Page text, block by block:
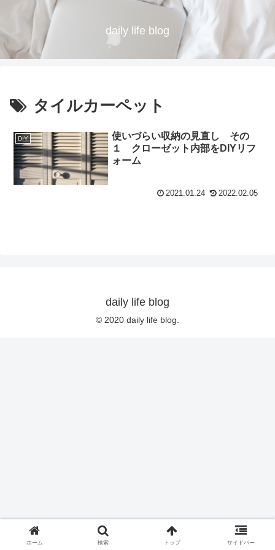
daily life blog
タイルカーペット
DIY
使いづらい収納の見直し その
１ クローゼット内部をDIYリフ
ォーム
2021.01.24 2022.02.05
daily life blog
© 2020 daily life blog.
ホーム 検索 トップ サイドバー